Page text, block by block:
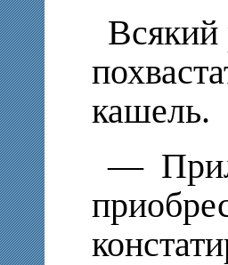
Всякий
кашель.
—